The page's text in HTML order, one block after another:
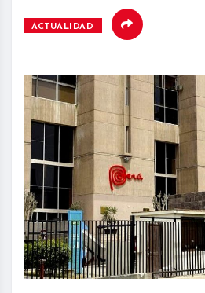
ACTUALIDAD